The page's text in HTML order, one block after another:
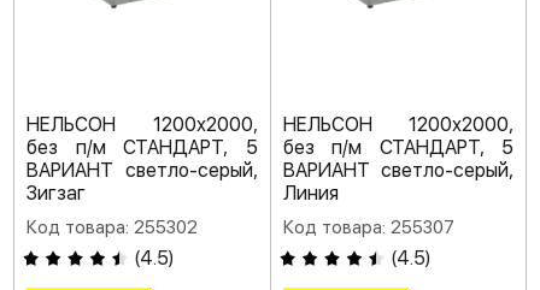
НЕЛЬСОН 1200х2000,
без п/м СТАНДАРТ, 5
ВАРИАНТ светло-серый,
Зигзаг
Код товара: 255302
(4.5)
НЕЛЬСОН 1200х2000,
без п/м СТАНДАРТ, 5
ВАРИАНТ светло-серый,
Линия
Код товара: 255307
(4.5)